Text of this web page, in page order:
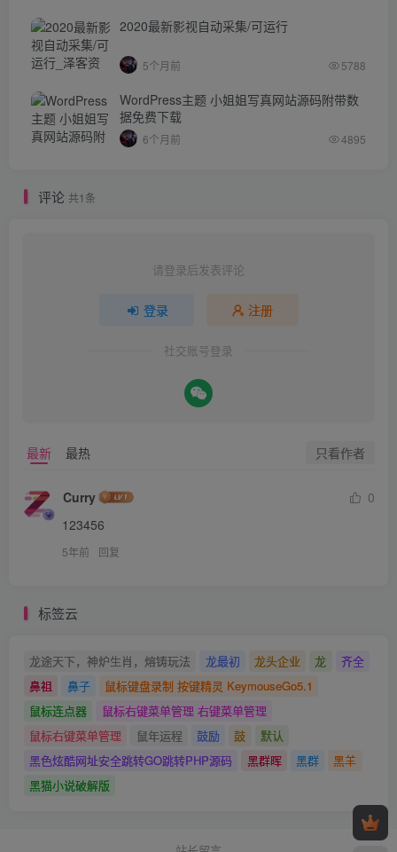
2020最新影视自动采集/可运行
5个月前 5788
WordPress主题 小姐姐写真网站源码附带数
据免费下载
6个月前 4895
评论 共1条
请登录后发表评论
登录 注册
社交账号登录
最新 最热 只看作者
Curry
0
123456
5年前 回复
标签云
龙途天下，神炉生肖，熔铸玩法 龙最初 龙头企业 龙
齐全
鼻祖
鼻子
鼠标键盘录制 按键精灵 KeymouseGo5.1
鼠标连点器
鼠标右键菜单管理 右键菜单管理
鼠标右键菜单管理
鼠年运程 鼓励 鼓
默认
黑色炫酷网址安全跳转GO跳转PHP源码
黑群晖 黑群
黑羊
黑猫小说破解版